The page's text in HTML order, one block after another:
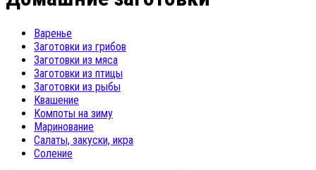
Варенье
Заготовки из грибов
Заготовки из мяса
Заготовки из птицы
Заготовки из рыбы
Квашение
Компоты на зиму
Маринование
Салаты, закуски, икра
Соление